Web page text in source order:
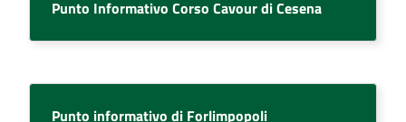
Punto Informativo Corso Cavour di Cesena
Punto informativo di Forlimpopoli